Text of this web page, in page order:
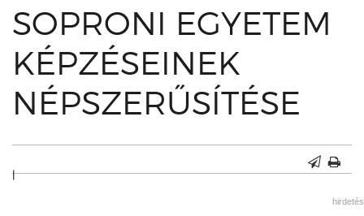
SOPRONI EGYETEM
KÉPZÉSEINEK
NÉPSZERŰSÍTÉSE
|
hirdetés